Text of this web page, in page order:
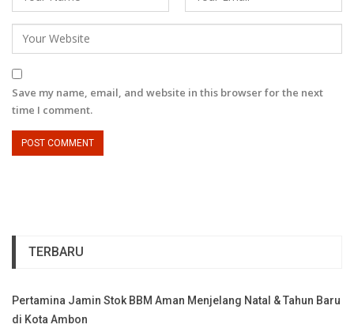
Save my name, email, and website in this browser for the next
time I comment.
TERBARU
Pertamina Jamin Stok BBM Aman Menjelang Natal & Tahun Baru
di Kota Ambon